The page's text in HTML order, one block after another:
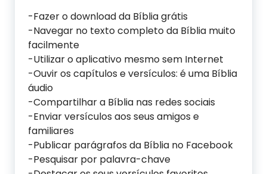
-Fazer o download da Bíblia grátis
-Navegar no texto completo da Bíblia muito
facilmente
-Utilizar o aplicativo mesmo sem Internet
-Ouvir os capítulos e versículos: é uma Bíblia
áudio
-Compartilhar a Bíblia nas redes sociais
-Enviar versículos aos seus amigos e
familiares
-Publicar parágrafos da Bíblia no Facebook
-Pesquisar por palavra-chave